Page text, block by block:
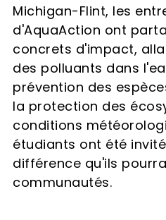
Michigan-Flint, les
d'AquaAction ont
concrets d'impact,
des polluants dans
prévention des
la protection des
conditions
étudiants ont été
différence qu'ils
communautés.